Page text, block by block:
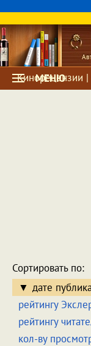
МЕНЮ
Кинорецензии |
Сортировать по:
дате
рейтингу
рейтингу
кол-ву